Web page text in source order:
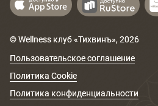
© Wellness клуб «Тихвинъ», 2026
Пользовательское соглашение
Политика Cookie
Политика конфиденциальности